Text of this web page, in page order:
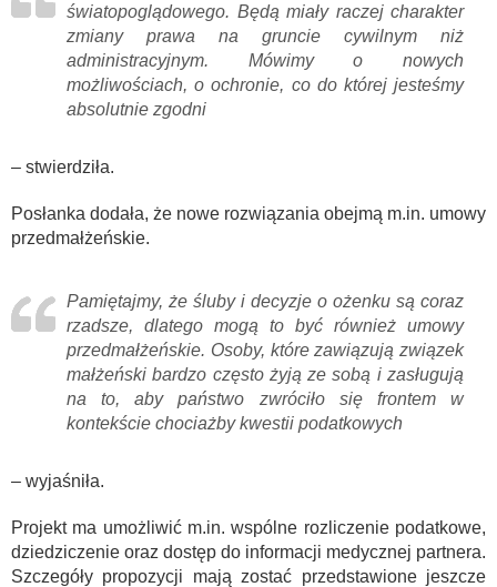
światopoglądowego. Będą miały raczej charakter
zmiany prawa na gruncie cywilnym niż
administracyjnym. Mówimy o nowych
możliwościach, o ochronie, co do której jesteśmy
absolutnie zgodni
– stwierdziła.
Posłanka dodała, że nowe rozwiązania obejmą m.in. umowy
przedmałżeńskie.
Pamiętajmy, że śluby i decyzje o ożenku są coraz
rzadsze, dlatego mogą to być również umowy
przedmałżeńskie. Osoby, które zawiązują związek
małżeński bardzo często żyją ze sobą i zasługują
na to, aby państwo zwróciło się frontem w
kontekście chociażby kwestii podatkowych
– wyjaśniła.
Projekt ma umożliwić m.in. wspólne rozliczenie podatkowe,
dziedziczenie oraz dostęp do informacji medycznej partnera.
Szczegóły propozycji mają zostać przedstawione jeszcze